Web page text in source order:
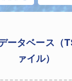
ータベース（
ァイル）